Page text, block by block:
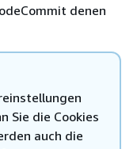
denen
Sie die Cookies
auch die